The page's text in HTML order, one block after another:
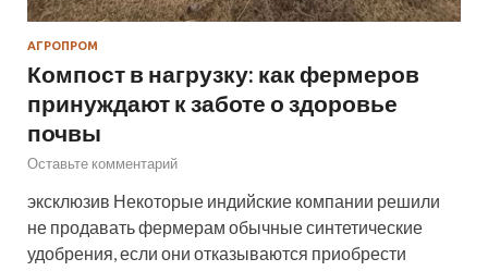
АГРОПРОМ
Компост в нагрузку: как фермеров
принуждают к заботе о здоровье
почвы
Оставьте комментарий
эксклюзив Некоторые индийские компании решили
не продавать фермерам обычные синтетические
удобрения, если они отказываются приобрести